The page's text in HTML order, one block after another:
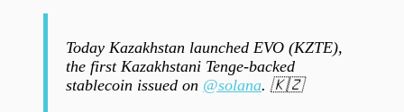
Today Kazakhstan launched EVO (KZTE),
the first Kazakhstani Tenge-backed
stablecoin issued on @solana. 🇰🇿